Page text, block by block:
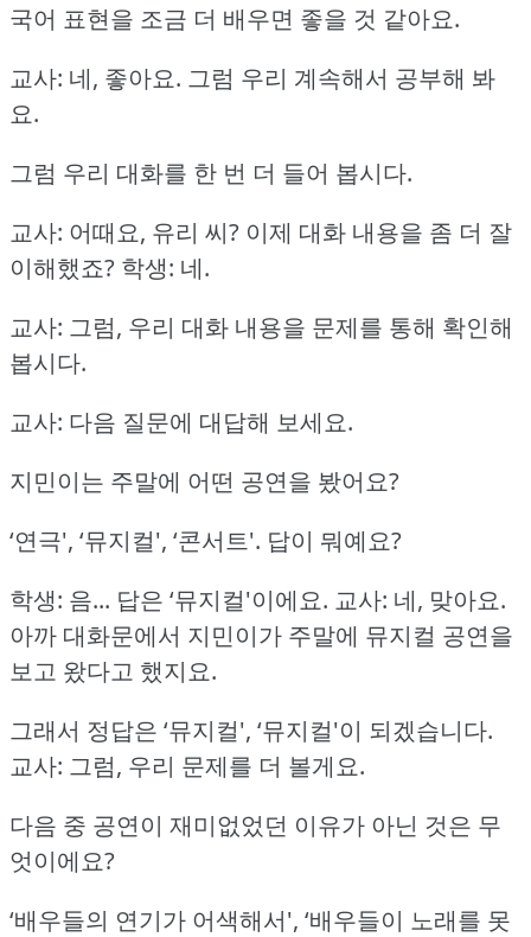
국어 표현을 조금 더 배우면 좋을 것 같아요.
교사: 네, 좋아요. 그럼 우리 계속해서 공부해 봐
요.
그럼 우리 대화를 한 번 더 들어 봅시다.
교사: 어때요, 유리 씨? 이제 대화 내용을 좀 더 잘
이해했죠? 학생: 네.
교사: 그럼, 우리 대화 내용을 문제를 통해 확인해
봅시다.
교사: 다음 질문에 대답해 보세요.
지민이는 주말에 어떤 공연을 봤어요?
‘연극', ‘뮤지컬', ‘콘서트'. 답이 뭐예요?
학생: 음... 답은 ‘뮤지컬'이에요. 교사: 네, 맞아요.
아까 대화문에서 지민이가 주말에 뮤지컬 공연을
보고 왔다고 했지요.
그래서 정답은 ‘뮤지컬', ‘뮤지컬'이 되겠습니다.
교사: 그럼, 우리 문제를 더 볼게요.
다음 중 공연이 재미없었던 이유가 아닌 것은 무
엇이에요?
‘배우들의 연기가 어색해서', ‘배우들이 노래를 못